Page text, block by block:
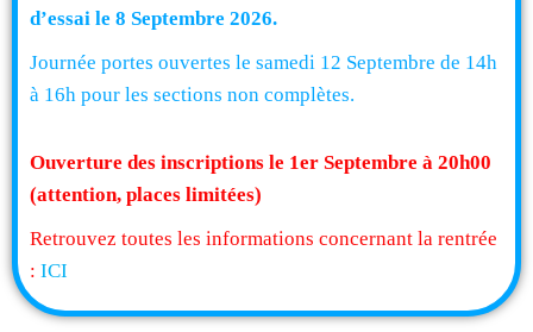
d’essai le 8 Septembre 2026.
Journée portes ouvertes le samedi 12 Septembre de 14h
à 16h pour les sections non complètes.
Ouverture des inscriptions le 1er Septembre à 20h00
(attention, places limitées)
Retrouvez toutes les informations concernant la rentrée
: ICI